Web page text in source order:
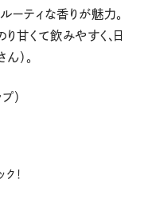
ーティな香りが魅力。
甘くて飲みやすく、日
）。
）
ク！